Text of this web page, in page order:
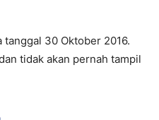
30 Oktober 2016.
tidak akan pernah tampil